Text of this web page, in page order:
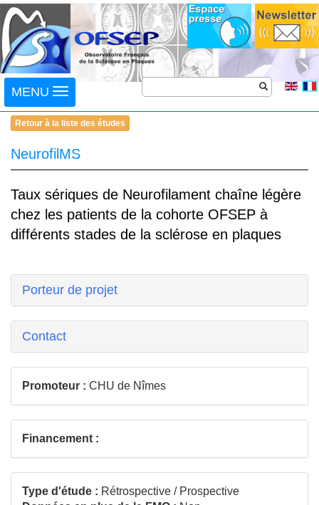
Toggle
navigation
MENU
Retour à la liste des études
NeurofilMS
Taux sériques de Neurofilament chaîne légère
chez les patients de la cohorte OFSEP à
différents stades de la sclérose en plaques
Porteur de projet
Contact
Promoteur : CHU de Nîmes
Financement :
Type d'étude : Rétrospective / Prospective